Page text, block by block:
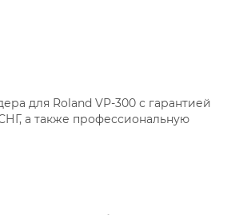
для Roland VP-300 с гарантией
а также профессиональную